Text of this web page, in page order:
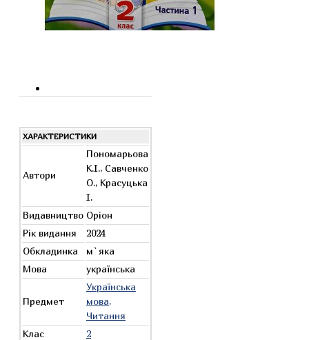
ХАРАКТЕРИСТИКИ
Автори
Пономарьова
К.І., Савченко
О., Красуцька
І.
Видавництво Оріон
Рік видання
2024
Обкладинка
м`яка
Мова
українська
Предмет
Українська
мова,
Читання
Клас
2